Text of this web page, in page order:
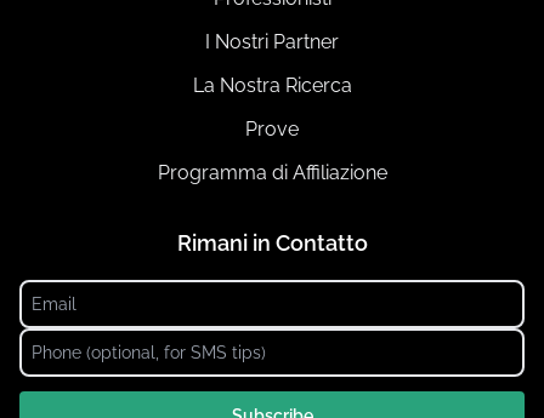
I Nostri Partner
La Nostra Ricerca
Prove
Programma di Affiliazione
Rimani in Contatto